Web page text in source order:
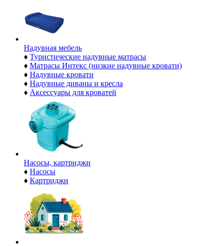
Надувная мебель
♦ Туристические надувные матрасы
♦ Матрасы Интекс (низкие надувные кровати)
♦ Надувные кровати
♦ Надувные диваны и кресла
♦ Аксессуары для кроватей
Насосы, картриджи
♦ Насосы
♦ Картриджи